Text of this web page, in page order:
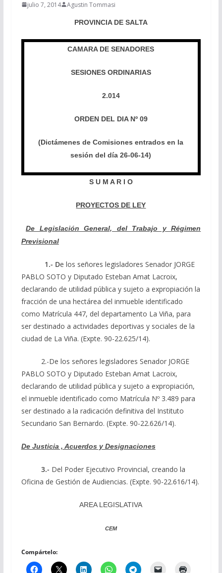
julio 7, 2014 Agustin Tommasi
PROVINCIA DE SALTA
CAMARA DE SENADORES
SESIONES ORDINARIAS
2.014
ORDEN DEL DIA Nº 09
(Dictámenes de Comisiones entrados en la
sesión del día 26-06-14)
S U M A R I O
PROYECTOS DE LEY
De Legislación General, del Trabajo y Régimen
Previsional
1.- De los señores legisladores Senador JORGE
PABLO SOTO y Diputado Esteban Amat Lacroix,
declarando de utilidad pública y sujeto a expropiación la
fracción de una hectárea del inmueble identificado
como Matrícula 447, del departamento La Viña, para
ser destinado a actividades deportivas y sociales de la
ciudad de La Viña. (Expte. 90-22.625/14).
2.-De los señores legisladores Senador JORGE
PABLO SOTO y Diputado Esteban Amat Lacroix,
declarando de utilidad pública y sujeto a expropiación,
el inmueble identificado como Matrícula Nº 3.489 para
ser destinado a la radicación definitiva del Instituto
Secundario San Bernardo. (Expte. 90-22.626/14).
De Justicia , Acuerdos y Designaciones
3.- Del Poder Ejecutivo Provincial, creando la
Oficina de Gestión de Audiencias. (Expte. 90-22.616/14).
AREA LEGISLATIVA
CEM
Compártelo: